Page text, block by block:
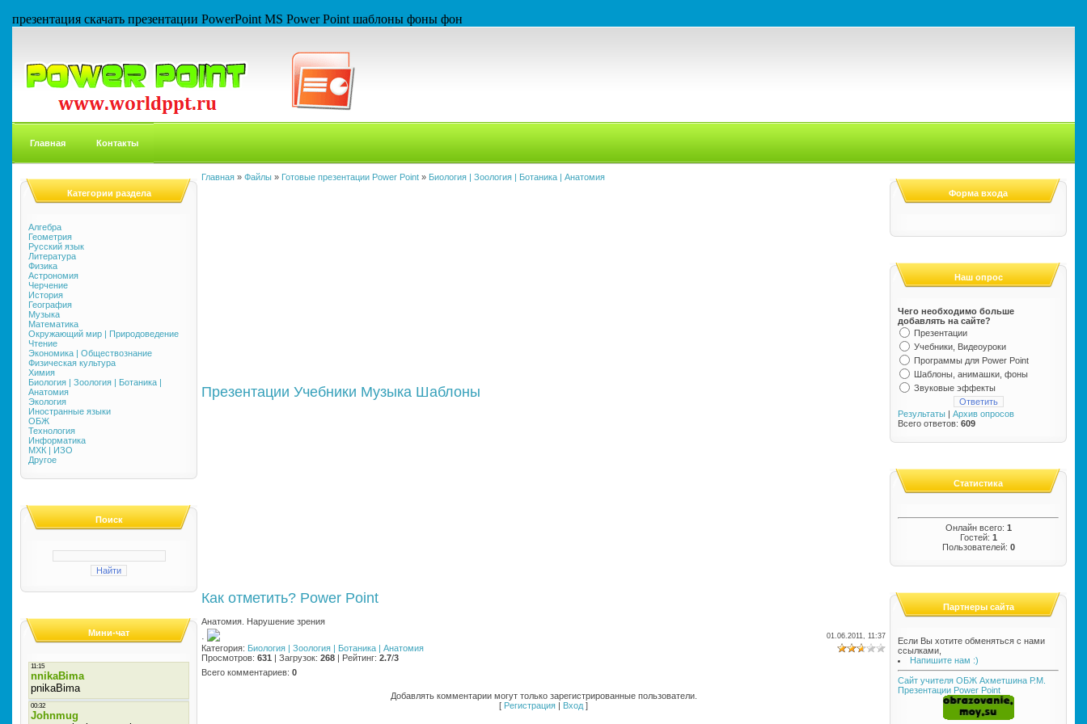
презентация скачать презентации PowerPoint MS Power Point шаблоны фоны фон
Главная Контакты
Категории раздела
Алгебра
Геометрия
Русский язык
Литература
Физика
Астрономия
Черчение
История
География
Музыка
Математика
Окружающий мир | Природоведение
Чтение
Экономика | Обществознание
Физическая культура
Химия
Биология | Зоология | Ботаника |
Анатомия
Экология
Иностранные языки
ОБЖ
Технология
Информатика
МХК | ИЗО
Другое
Поиск
Мини-чат
Главная » Файлы » Готовые презентации Power Point » Биология | Зоология | Ботаника | Анатомия
Презентации Учебники Музыка Шаблоны
Как отметить? Power Point
Анатомия. Нарушение зрения
·
01.06.2011, 11:37
Категория: Биология | Зоология | Ботаника | Анатомия
Просмотров: 631 | Загрузок: 268 | Рейтинг: 2.7/3
Всего комментариев: 0
Добавлять комментарии могут только зарегистрированные пользователи.
[ Регистрация | Вход ]
Форма входа
Наш опрос
Чего необходимо больше
добавлять на сайте?
Презентации
Учебники, Видеоуроки
Программы для Power Point
Шаблоны, анимашки, фоны
Звуковые эффекты
Результаты | Архив опросов
Всего ответов: 609
Статистика
Онлайн всего: 1
Гостей: 1
Пользователей: 0
Партнеры сайта
Если Вы хотите обменяться с нами
ссылками,
Напишите нам :)
Сайт учителя ОБЖ Ахметшина Р.М.
Презентации Power Point